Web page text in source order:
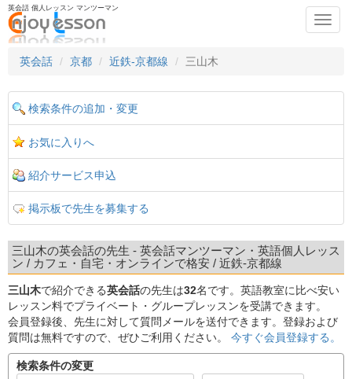
英会話 個人レッスン マンツーマン
英会話
京都 近鉄-京都線 三山木
検索条件の追加・変更
お気に入りへ
紹介サービス申込
掲示板で先生を募集する
三山木の英会話の先生 - 英会話マンツーマン・英語個人レッス
ン / カフェ・自宅・オンラインで格安 / 近鉄-京都線
三山木で紹介できる英会話の先生は32名です。英語教室に比べ安い
レッスン料でプライベート・グループレッスンを受講できます。
会員登録後、先生に対して質問メールを送付できます。登録および
質問は無料ですので、ぜひご利用ください。 今すぐ会員登録する。
検索条件の変更